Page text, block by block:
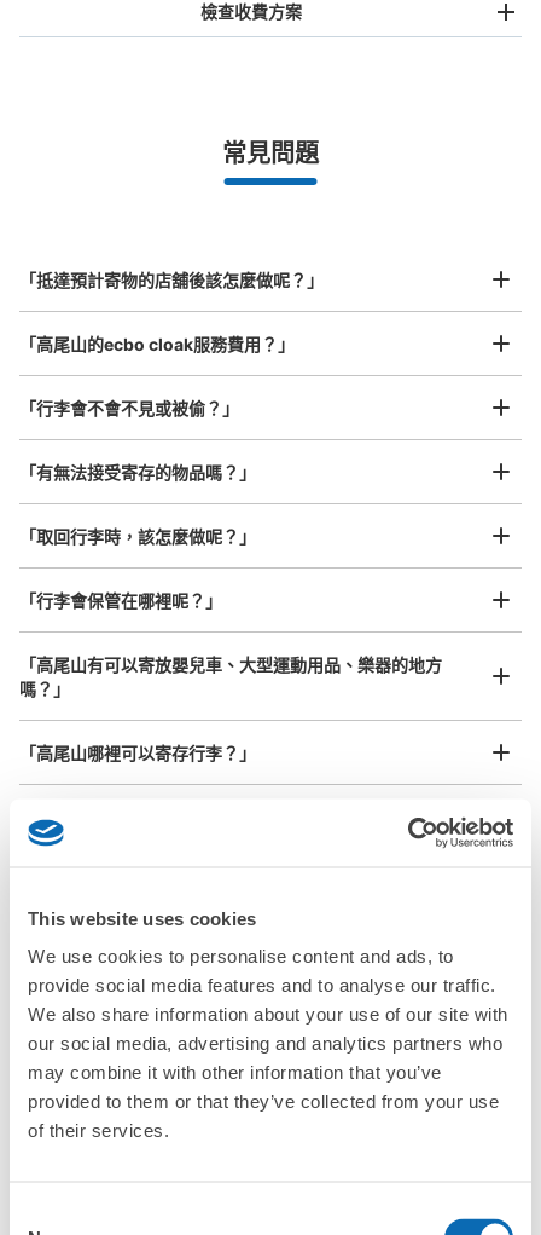
This website uses cookies
We use cookies to personalise content and ads, to
provide social media features and to analyse our traffic.
We also share information about your use of our site with
our social media, advertising and analytics partners who
may combine it with other information that you’ve
provided to them or that they’ve collected from your use
of their services.
事先用手機預約
指定的日期和時間
工作人員拍完行李照片後
放下行李，愉快度過一整天！
全國有1,000家以上合作店鋪
我們與許多地點方便的車站內店舖以及24小時營業的店鋪合作。
任何尺寸的行李都OK
樂器、嬰兒車、腳踏車等，只要是1個人能搬運的行李尺寸就OK
檢查收費方案
最長邊未滿45cm的行李（小型背包、手提包、手提行李
¥800/日
常見問題
「抵達預計寄物的店舖後該怎麼做呢？」
「高尾山的ecbo cloak服務費用？」
「行李會不會不見或被偷？」
「有無法接受寄存的物品嗎？」
「取回行李時，該怎麼做呢？」
「行李會保管在哪裡呢？」
「高尾山有可以寄放嬰兒車、大型運動用品、樂器的地方
嗎？」
「高尾山哪裡可以寄存行李？」
「這和高尾山的投幣式置物櫃服務有什麼不同？」
高尾山行李寄存訊息
向您介紹高尾山附近的行李寄存地點！
我們會隨時更新ecbo cloak的合作店鋪及投幣式寄物櫃的資訊。